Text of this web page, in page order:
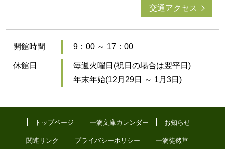
交通アクセス
開館時間 9：00 ～ 17：00
休館日
毎週火曜日(祝日の場合は翌平日)
年末年始(12月29日 ～ 1月3日)
トップページ 一滴文庫カレンダー お知らせ
関連リンク プライバシーポリシー 一滴徒然草